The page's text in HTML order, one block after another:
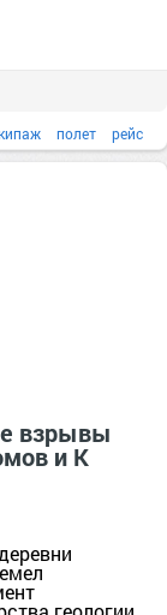
полет рейс
взрывы
и К